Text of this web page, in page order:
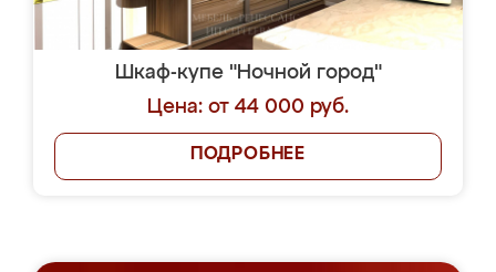
Шкаф-купе "Ночной город"
Цена: от 44 000 руб.
ПОДРОБНЕЕ